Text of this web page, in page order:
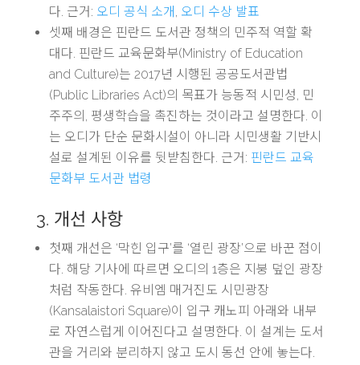
다. 근거: 오디 공식 소개 , 오디 수상 발표
셋째 배경은 핀란드 도서관 정책의 민주적 역할 확
대다. 핀란드 교육문화부(Ministry of Education
and Culture)는 2017년 시행된 공공도서관법
(Public Libraries Act)의 목표가 능동적 시민성, 민
주주의, 평생학습을 촉진하는 것이라고 설명한다. 이
는 오디가 단순 문화시설이 아니라 시민생활 기반시
설로 설계된 이유를 뒷받침한다. 근거: 핀란드 교육
문화부 도서관 법령
3. 개선 사항
첫째 개선은 ‘막힌 입구’를 ‘열린 광장’으로 바꾼 점이
다. 해당 기사에 따르면 오디의 1층은 지붕 덮인 광장
처럼 작동한다. 유비엠 매거진도 시민광장
(Kansalaistori Square)이 입구 캐노피 아래와 내부
로 자연스럽게 이어진다고 설명한다. 이 설계는 도서
관을 거리와 분리하지 않고 도시 동선 안에 놓는다.